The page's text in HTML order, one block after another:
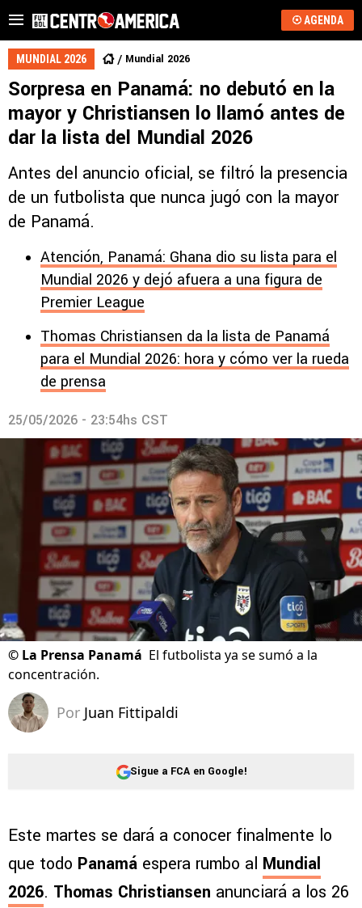
AGENDA
MUNDIAL 2026 Mundial 2026
Sorpresa en Panamá: no debutó en la
mayor y Christiansen lo llamó antes de
dar la lista del Mundial 2026
Antes del anuncio oficial, se filtró la presencia
de un futbolista que nunca jugó con la mayor
de Panamá.
Atención, Panamá: Ghana dio su lista para el
Mundial 2026 y dejó afuera a una figura de
Premier League
Thomas Christiansen da la lista de Panamá
para el Mundial 2026: hora y cómo ver la rueda
de prensa
25/05/2026 - 23:54hs CST
© La Prensa Panamá El futbolista ya se sumó a la
concentración.
Por Juan Fittipaldi
Sigue a FCA en Google!
Este martes se dará a conocer finalmente lo
que todo Panamá espera rumbo al Mundial
2026. Thomas Christiansen anunciará a los 26